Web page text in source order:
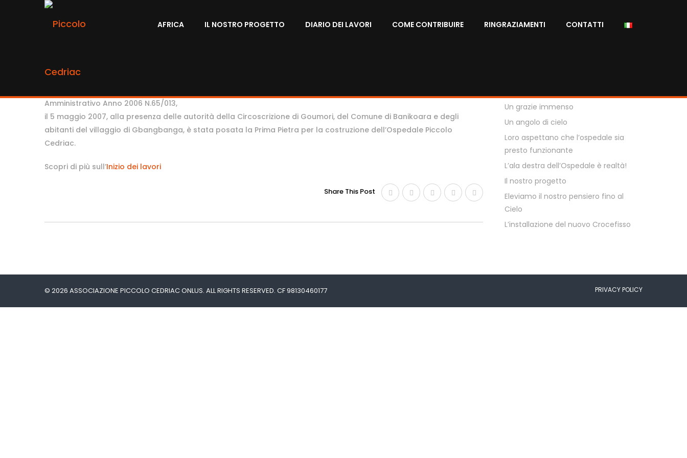
AFRICA IL NOSTRO PROGETTO DIARIO DEI LAVORI COME CONTRIBUIRE RINGRAZIAMENTI CONTATTI
Cedriac
Amministrativo Anno 2006 N.65/013,
il 5 maggio 2007, alla presenza delle autorità della Circoscrizione di Goumori, del Comune di Banikoara e degli
abitanti del villaggio di Gbangbanga, è stata posata la Prima Pietra per la costruzione dell’Ospedale Piccolo
Cedriac.
Scopri di più sull’Inizio dei lavori
Share This Post
Un grazie immenso
Un angolo di cielo
Loro aspettano che l’ospedale sia
presto funzionante
L’ala destra dell’Ospedale è realtà!
Il nostro progetto
Eleviamo il nostro pensiero fino al
Cielo
L’installazione del nuovo Crocefisso
© 2026 ASSOCIAZIONE PICCOLO CEDRIAC ONLUS. ALL RIGHTS RESERVED. CF 98130460177 PRIVACY POLICY